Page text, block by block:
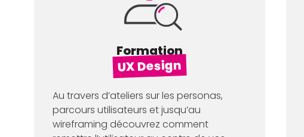
Formation
UX Design
Au travers d’ateliers sur les personas,
parcours utilisateurs et jusqu’au
wireframing découvrez comment